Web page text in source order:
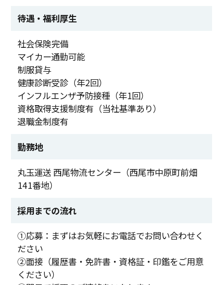
待遇・福利厚生
社会保険完備
マイカー通勤可能
制服貸与
健康診断受診（年2回）
インフルエンザ予防接種（年1回）
資格取得支援制度有（当社基準あり）
退職金制度有
勤務地
丸玉運送 西尾物流センター（西尾市中原町前畑
141番地）
採用までの流れ
①応募：まずはお気軽にお電話でお問い合わせく
ださい
②面接（履歴書・免許書・資格証・印鑑をご用意
ください）